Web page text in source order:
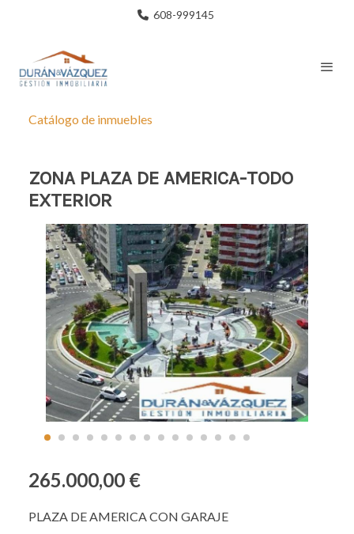
608-999145
Catálogo de inmuebles
ZONA PLAZA DE AMERICA-TODO
EXTERIOR
265.000,00 €
PLAZA DE AMERICA CON GARAJE